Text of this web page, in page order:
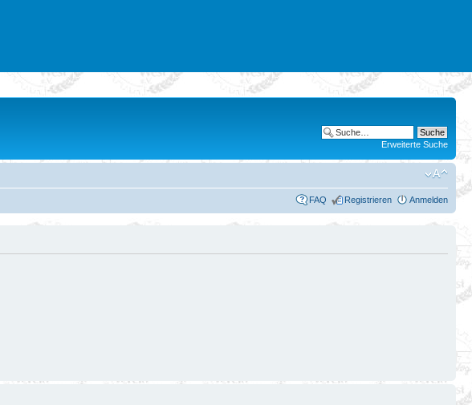
Erweiterte Suche
FAQ Registrieren Anmelden